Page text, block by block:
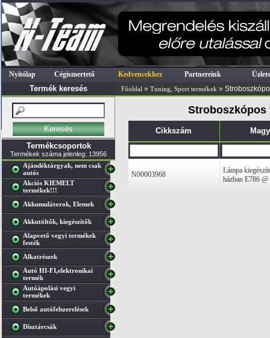
Nyitólap Cégismertető Kedvencekhez Partnereink
Termék keresés Főoldal » Tuning, Sport termékek »
Termékcsoportok
Termékek száma jelenleg: 13956
Ajándéktárgyak, nem csak
autós
Akciós KIEMELT
termékek!!!
Akkumulátorok, Elemek
Akkutöltők, kiegészítők
Alapvető vegyi termékek
festék
Alkatrészek
Autó HI-FI,elektronikai
termék
Autóápolási vegyi
termékek
Belső autófelszerelések
Dísztárcsák
Stroboszkópos
Cikkszám
N00003968
Lámpa
házban E786 @